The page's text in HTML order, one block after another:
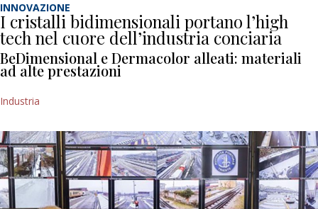
INNOVAZIONE
I cristalli bidimensionali portano l’high
tech nel cuore dell’industria conciaria
BeDimensional e Dermacolor alleati: materiali
ad alte prestazioni
Industria